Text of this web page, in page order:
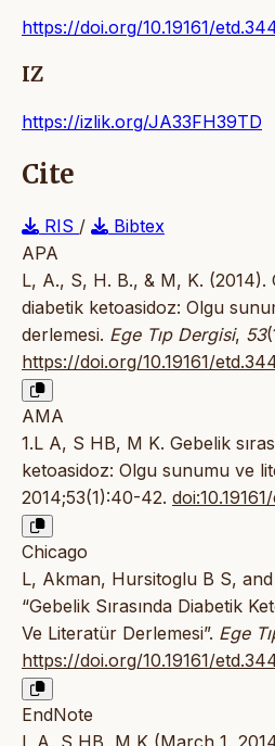
https://doi.org/10.19161/
IZ
https://izlik.org/JA33FH39TD
Cite
RIS /
Bibtex
APA
L, A., S, H. B., & M, K. (2014).
diabetik ketoasidoz: Olgu
derlemesi. Ege Tıp Dergisi, 53
https://doi.org/10.19161/
AMA
1.L A, S HB, M K. Gebelik
ketoasidoz: Olgu sunumu ve
2014;53(1):40-42.
Chicago
L, Akman, Hursitoglu B S,
“Gebelik Sırasında Diabetik
Ve Literatür Derlemesi”. Ege
https://doi.org/10.19161/
EndNote
L A, S HB, M K (March 1,